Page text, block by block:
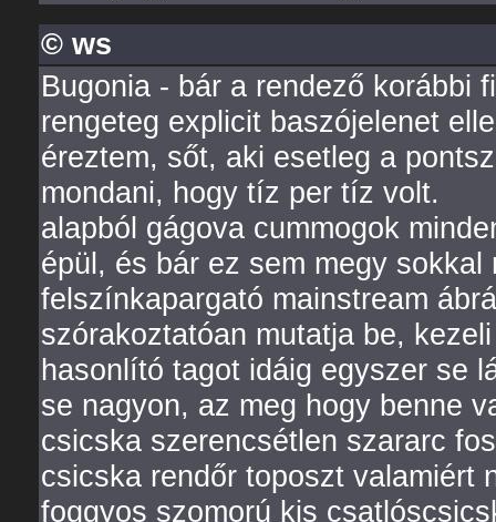
© ws
Bugonia - bár a rendező korábbi
rengeteg explicit baszójelenet
éreztem, sőt, aki esetleg a
mondani, hogy tíz per tíz volt.
alapból gágova cummogok
épül, és bár ez sem megy
felszínkapargató mainstream
szórakoztatóan mutatja be,
hasonlító tagot idáig egyszer se
se nagyon, az meg hogy benne
csicska szerencsétlen szararc
csicska rendőr toposzt valamiért
foggyos szomorú kis